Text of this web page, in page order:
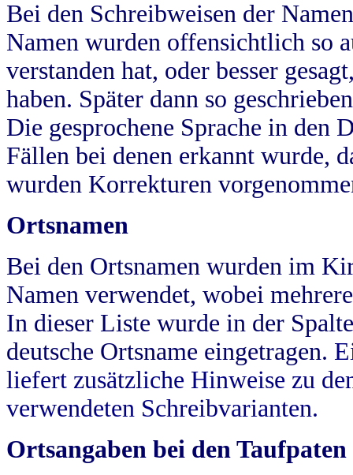
Bei den Schreibweisen der
Namen wurden offensichtlich so
verstanden hat, oder besser
haben. Später dann so
Die gesprochene Sprache in
Fällen bei denen erkannt wurde,
wurden Korrekturen
Ortsnamen
Bei den Ortsnamen wurden im
Namen verwendet, wobei
In dieser Liste wurde in der
deutsche Ortsname eingetragen.
liefert zusätzliche Hinweise zu
verwendeten Schreibvarianten.
Ortsangaben bei den Taufpaten